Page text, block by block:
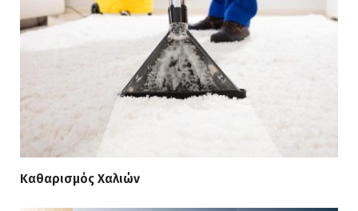
Καθαρισμός Χαλιών